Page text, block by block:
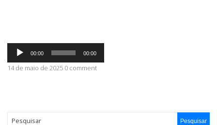
Tocador
áudio
00:00 00:00
14 de maio de 2025 0 comment